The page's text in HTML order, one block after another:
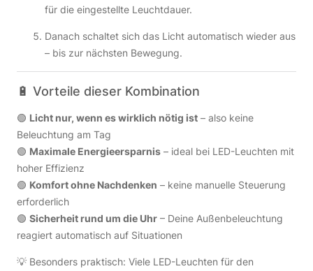
für die eingestellte Leuchtdauer.
Danach schaltet sich das Licht automatisch wieder aus
– bis zur nächsten Bewegung.
🔋 Vorteile dieser Kombination
🟢 Licht nur, wenn es wirklich nötig ist – also keine
Beleuchtung am Tag
🟢 Maximale Energieersparnis – ideal bei LED-Leuchten mit
hoher Effizienz
🟢 Komfort ohne Nachdenken – keine manuelle Steuerung
erforderlich
🟢 Sicherheit rund um die Uhr – Deine Außenbeleuchtung
reagiert automatisch auf Situationen
💡 Besonders praktisch: Viele LED-Leuchten für den